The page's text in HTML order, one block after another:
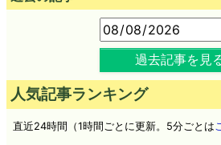
過去記事を見
人気記事ランキング
直近24時間（1時間ごとに更新。5分ごとは